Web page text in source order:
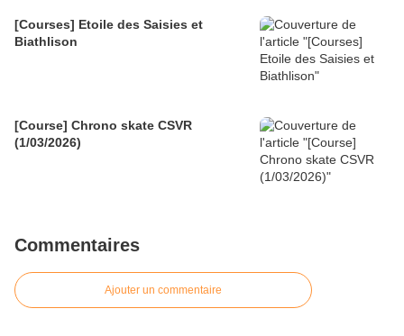
[Courses] Etoile des Saisies et
Biathlison
[Course] Chrono skate CSVR
(1/03/2026)
Commentaires
Ajouter un commentaire